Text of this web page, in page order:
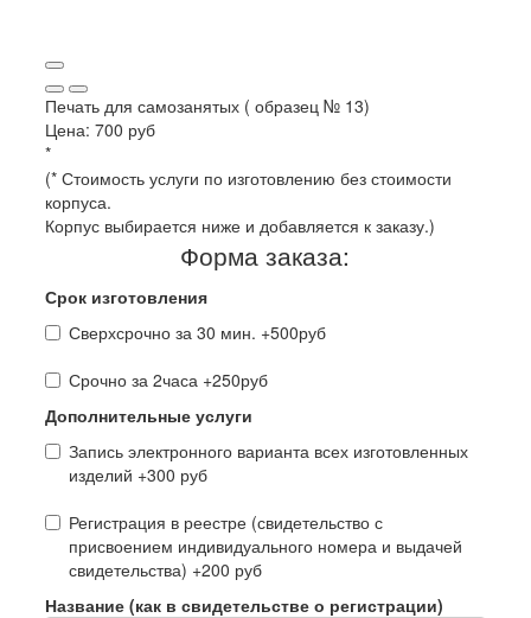
Печать для самозанятых ( образец № 13)
Цена: 700 руб
*
(* Стоимость услуги по изготовлению без стоимости
корпуса.
Корпус выбирается ниже и добавляется к заказу.)
Форма заказа:
Срок изготовления
Сверхсрочно за 30 мин. +500руб
Срочно за 2часа +250руб
Дополнительные услуги
Запись электронного варианта всех изготовленных
изделий +300 руб
Регистрация в реестре (свидетельство с
присвоением индивидуального номера и выдачей
свидетельства) +200 руб
Название (как в свидетельстве о регистрации)